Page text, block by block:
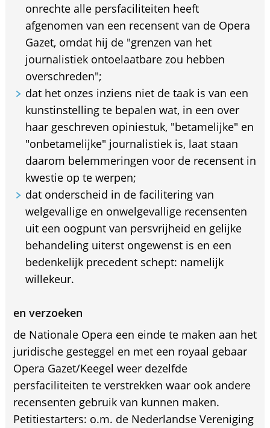
onrechte alle persfaciliteiten heeft
afgenomen van een recensent van de Opera
Gazet, omdat hij de "grenzen van het
journalistiek ontoelaatbare zou hebben
overschreden";
dat het onzes inziens niet de taak is van een
kunstinstelling te bepalen wat, in een over
haar geschreven opiniestuk, "betamelijke" en
"onbetamelijke" journalistiek is, laat staan
daarom belemmeringen voor de recensent in
kwestie op te werpen;
dat onderscheid in de facilitering van
welgevallige en onwelgevallige recensenten
uit een oogpunt van persvrijheid en gelijke
behandeling uiterst ongewenst is en een
bedenkelijk precedent schept: namelijk
willekeur.
en verzoeken
de Nationale Opera een einde te maken aan het
juridische gesteggel en met een royaal gebaar
Opera Gazet/Keegel weer dezelfde
persfaciliteiten te verstrekken waar ook andere
recensenten gebruik van kunnen maken.
Petitiestarters: o.m. de Nederlandse Vereniging